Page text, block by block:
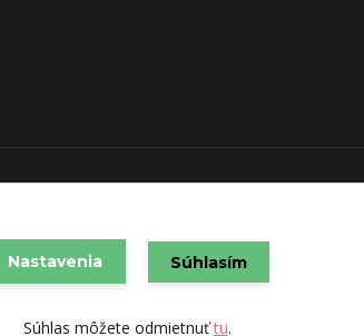
Vytvorené na
Eshop-rychlo.sk
Nastavenia Súhlasím
Súhlas môžete odmietnuťtu.